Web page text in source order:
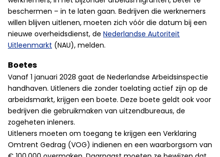
beschermen – in te laten gaan. Bedrijven die werknemers
willen blijven uitlenen, moeten zich vóór die datum bij een
nieuwe overheidsdienst, de Nederlandse Autoriteit
Uitleenmarkt (NAU), melden.
Boetes
Vanaf 1 januari 2028 gaat de Nederlandse Arbeidsinspectie
handhaven. Uitleners die zonder toelating actief zijn op de
arbeidsmarkt, krijgen een boete. Deze boete geldt ook voor
bedrijven die gebruikmaken van uitzendbureaus, de
zogeheten inleners.
Uitleners moeten om toegang te krijgen een Verklaring
Omtrent Gedrag (VOG) indienen en een waarborgsom van